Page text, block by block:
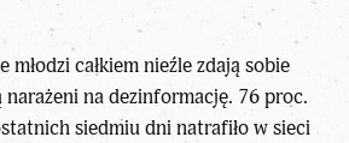
młodzi całkiem nieźle zdają sobie
narażeni na dezinformację. 76 proc.
siedmiu dni natrafiło w sieci